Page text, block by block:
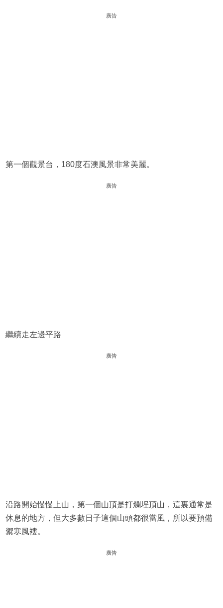
廣告
第一個觀景台，180度石澳風景非常美麗。
廣告
繼續走左邊平路
廣告
沿路開始慢慢上山，第一個山頂是打爛埕頂山，這裏通常是
休息的地方，但大多數日子這個山頭都很當風，所以要預備
禦寒風褸。
廣告